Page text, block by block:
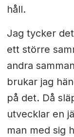
håll.
Jag tycker
ett större
andra
brukar jag
på det. Då
utvecklar en
man med sig